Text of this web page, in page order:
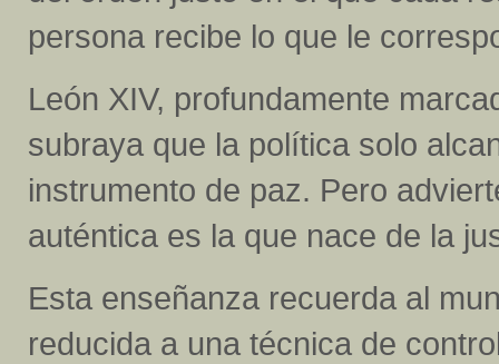
persona recibe lo que le
León XIV, profundamente
subraya que la política solo
instrumento de paz. Pero
auténtica es la que nace de la
Esta enseñanza recuerda al
reducida a una técnica de